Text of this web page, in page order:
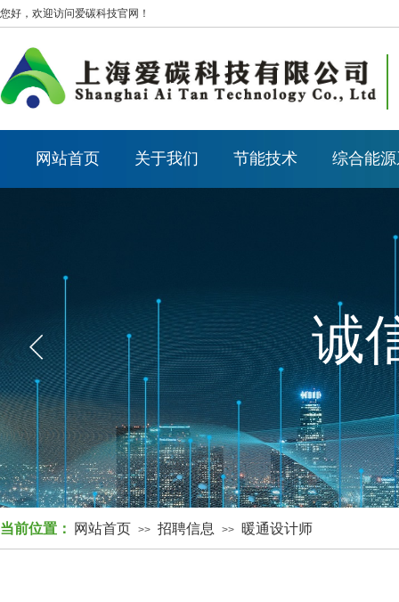
您好，欢迎访问爱碳科技官网！
网站首页 关于我们 节能技术 综合能
诚
网站首页 >> 招聘信息 >> 暖通设计师
当前位置：